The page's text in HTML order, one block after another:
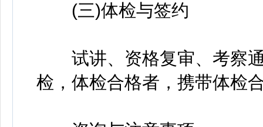
(三)体检与签约
试讲、资格复审、考察通
检，体检合格者，携带体检